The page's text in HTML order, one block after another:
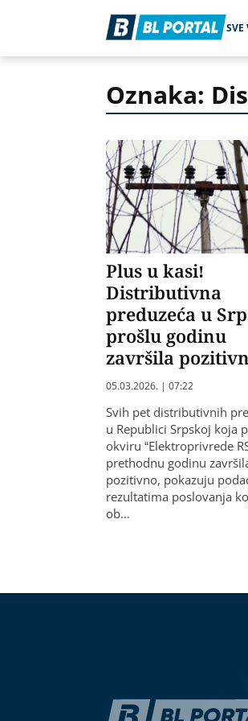
SVE
Oznaka:
Plus u kasi!
Distributivna
preduzeća u
prošlu godinu
završila
05.03.2026. | 07:22
Svih pet distributivnih
u Republici Srpskoj koja
okviru “Elektroprivrede
prethodnu godinu
pozitivno, pokazuju
rezultatima poslovanja
ob…